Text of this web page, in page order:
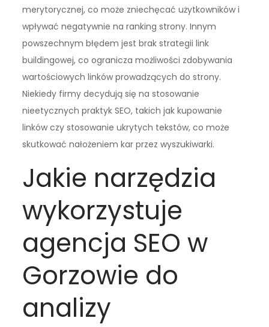
merytorycznej, co może zniechęcać użytkowników i
wpływać negatywnie na ranking strony. Innym
powszechnym błędem jest brak strategii link
buildingowej, co ogranicza możliwości zdobywania
wartościowych linków prowadzących do strony.
Niekiedy firmy decydują się na stosowanie
nieetycznych praktyk SEO, takich jak kupowanie
linków czy stosowanie ukrytych tekstów, co może
skutkować nałożeniem kar przez wyszukiwarki.
Jakie narzędzia
wykorzystuje
agencja SEO w
Gorzowie do
analizy